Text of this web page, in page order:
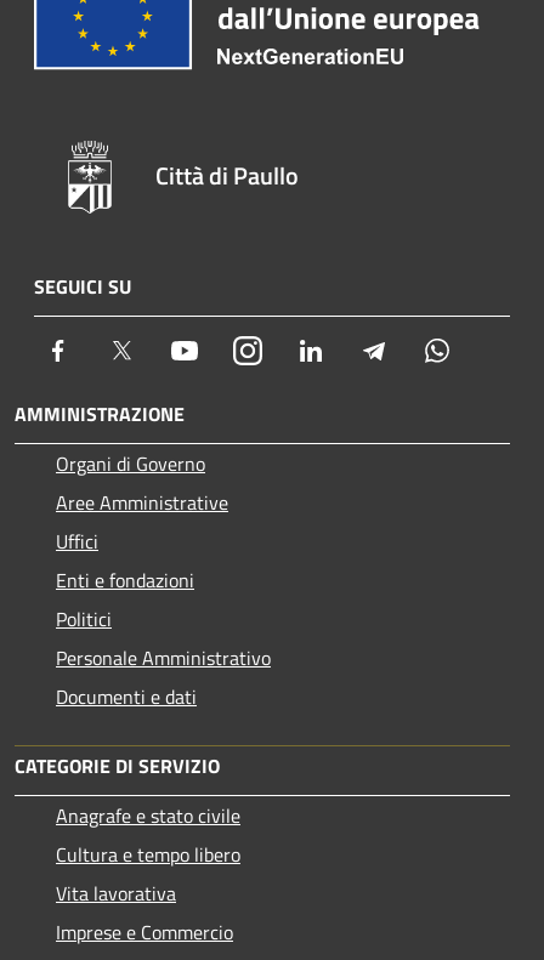
Città di Paullo
SEGUICI SU
Facebook Twitter YoutubeInstagram LinkedIn Telegram
AMMINISTRAZIONE
Organi di Governo
Aree Amministrative
Uffici
Enti e fondazioni
Politici
Personale Amministrativo
Documenti e dati
CATEGORIE DI SERVIZIO
Anagrafe e stato civile
Cultura e tempo libero
Vita lavorativa
Imprese e Commercio